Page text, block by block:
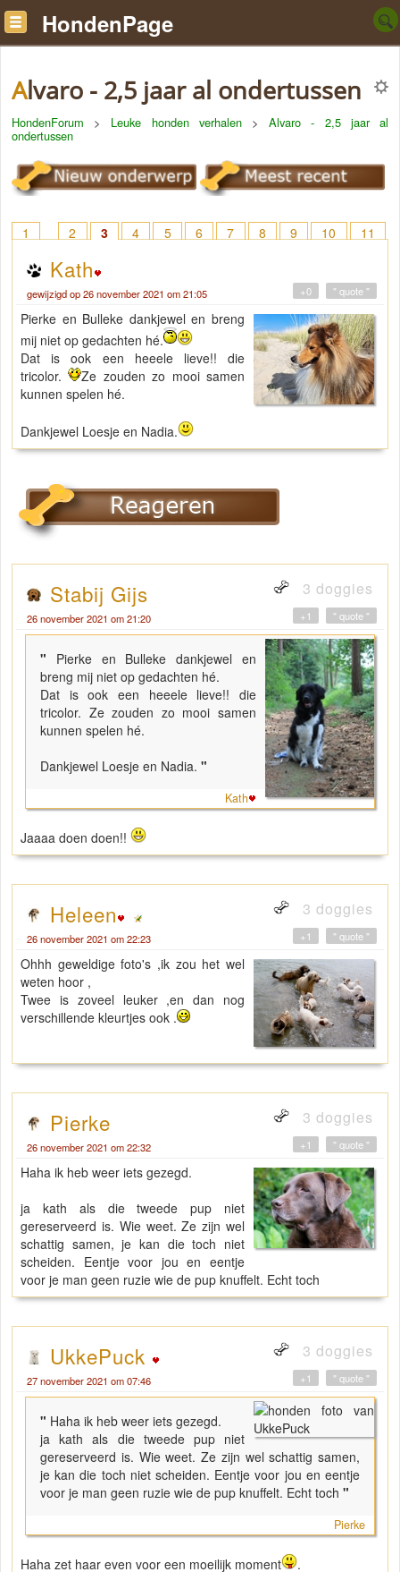
HondenPage
Alvaro - 2,5 jaar al ondertussen
HondenForum > Leuke honden verhalen>Alvaro - 2,5 jaar al
ondertussen
1 2 3 4 5 6 7 8 9 10
11
Kath
gewijzigd op 26 november 2021 om 21:05 " quote "
+0
Pierke en Bulleke dankjewel en breng
mij niet op gedachten hé.
Dat is ook een heeele lieve!! die
tricolor.
Ze zouden zo mooi samen
kunnen spelen hé.
Dankjewel Loesje en Nadia.
Stabij Gijs 3 doggies
26 november 2021 om 21:20 " quote "
+1
" Pierke en Bulleke dankjewel en
breng mij niet op gedachten hé.
Dat is ook een heeele lieve!! die
tricolor. Ze zouden zo mooi samen
kunnen spelen hé.
Dankjewel Loesje en Nadia. "
Kath
Jaaaa doen doen!!
Heleen 3 doggies
26 november 2021 om 22:23 " quote "
+1
Ohhh geweldige foto's ,ik zou het wel
weten hoor ,
Twee is zoveel leuker ,en dan nog
verschillende kleurtjes ook .
Pierke 3 doggies
26 november 2021 om 22:32 " quote "
+1
Haha ik heb weer iets gezegd.
ja kath als die tweede pup niet
gereserveerd is. Wie weet. Ze zijn wel
schattig samen, je kan die toch niet
scheiden. Eentje voor jou en eentje
voor je man geen ruzie wie de pup knuffelt. Echt toch
UkkePuck 3 doggies
27 november 2021 om 07:46 " quote "
+1
" Haha ik heb weer iets gezegd.
ja kath als die tweede pup niet
gereserveerd is. Wie weet. Ze zijn wel schattig samen,
je kan die toch niet scheiden. Eentje voor jou en eentje
voor je man geen ruzie wie de pup knuffelt. Echt toch "
Pierke
Haha zet haar even voor een moeilijk moment .